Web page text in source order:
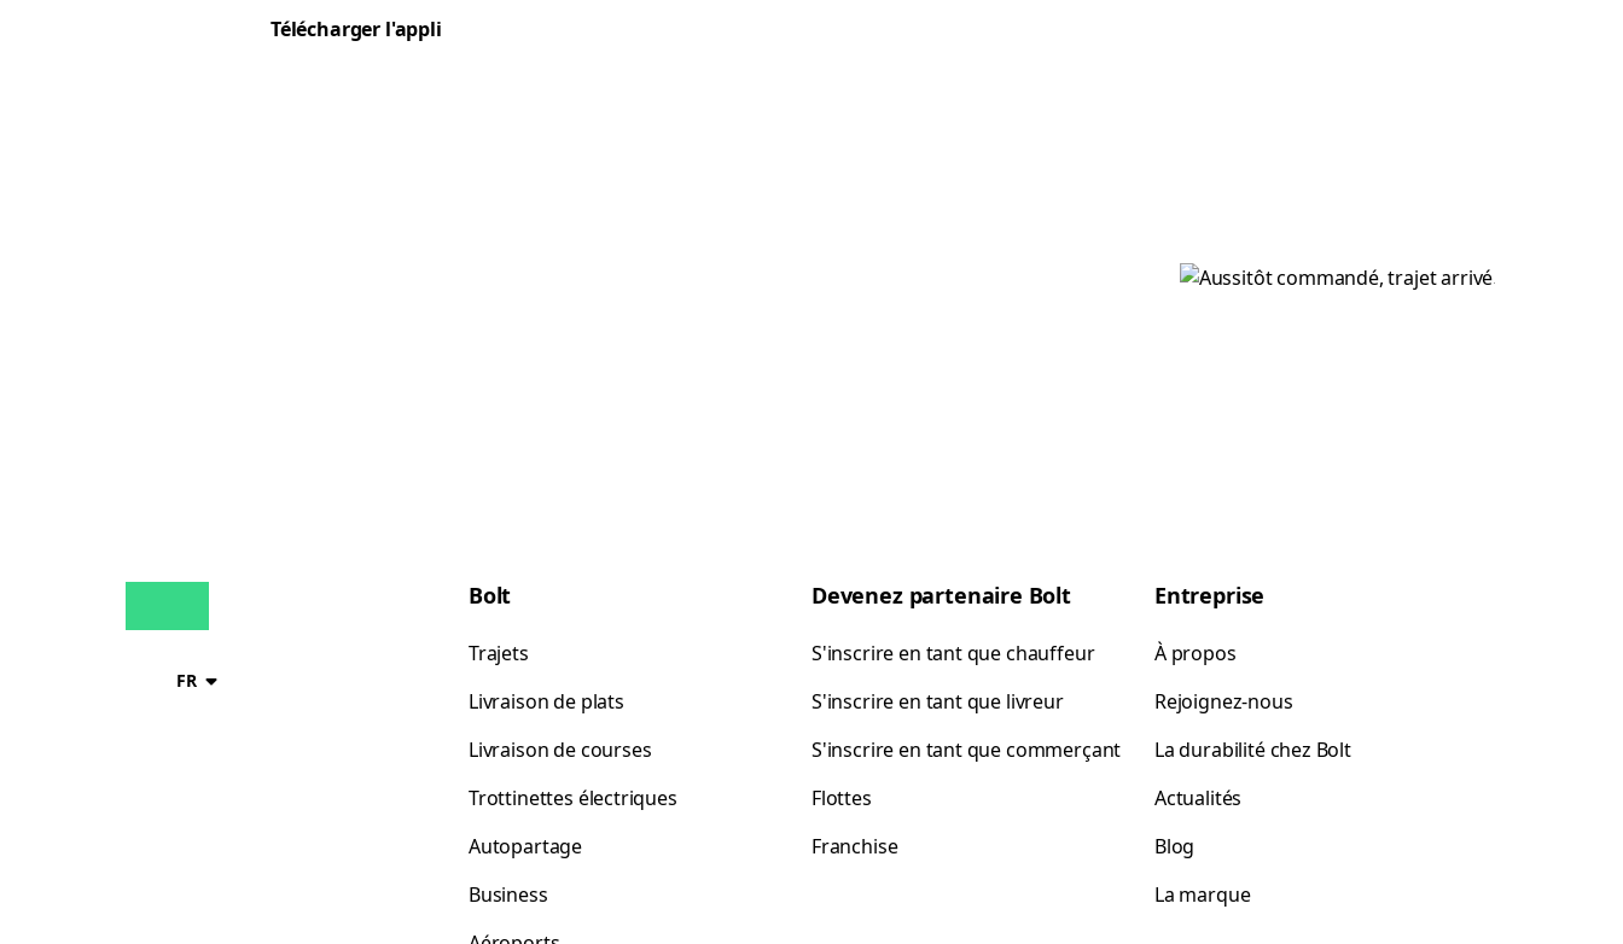
Télécharger l'appli
FR
Bolt
Trajets
Livraison de plats
Livraison de courses
Trottinettes électriques
Autopartage
Business
Devenez partenaire Bolt
S'inscrire en tant que chauffeur
S'inscrire en tant que livreur
S'inscrire en tant que commerçant
Flottes
Franchise
Entreprise
À propos
Rejoignez-nous
La durabilité chez Bolt
Actualités
Blog
La marque